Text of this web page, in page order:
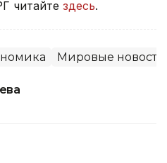
читайте здесь.
Мировые новости